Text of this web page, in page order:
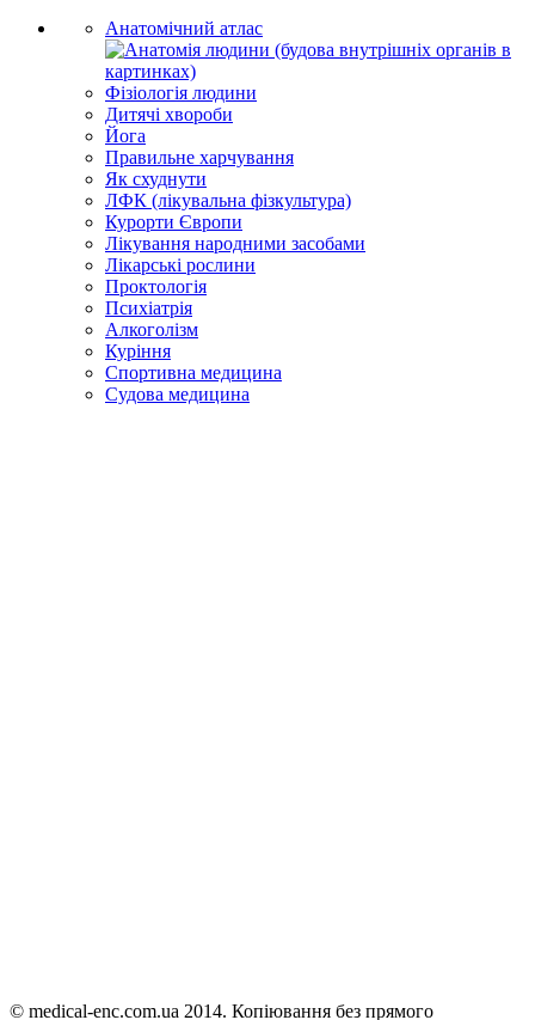
Анатомічний атлас
Фізіологія людини
Дитячі хвороби
Йога
Правильне харчування
Як схуднути
ЛФК (лікувальна фізкультура)
Курорти Європи
Лікування народними засобами
Лікарські рослини
Проктологія
Психіатрія
Алкоголізм
Куріння
Спортивна медицина
Судова медицина
© medical-enc.com.ua 2014. Копіювання без прямого